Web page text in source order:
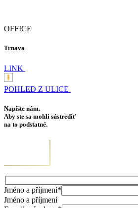
OFFICE
Trnava
LINK
POHLED Z ULICE
Napíšte nám.
Aby ste sa mohli sústrediť
na to podstatné.
Jméno a příjmení*
Jméno a příjmení